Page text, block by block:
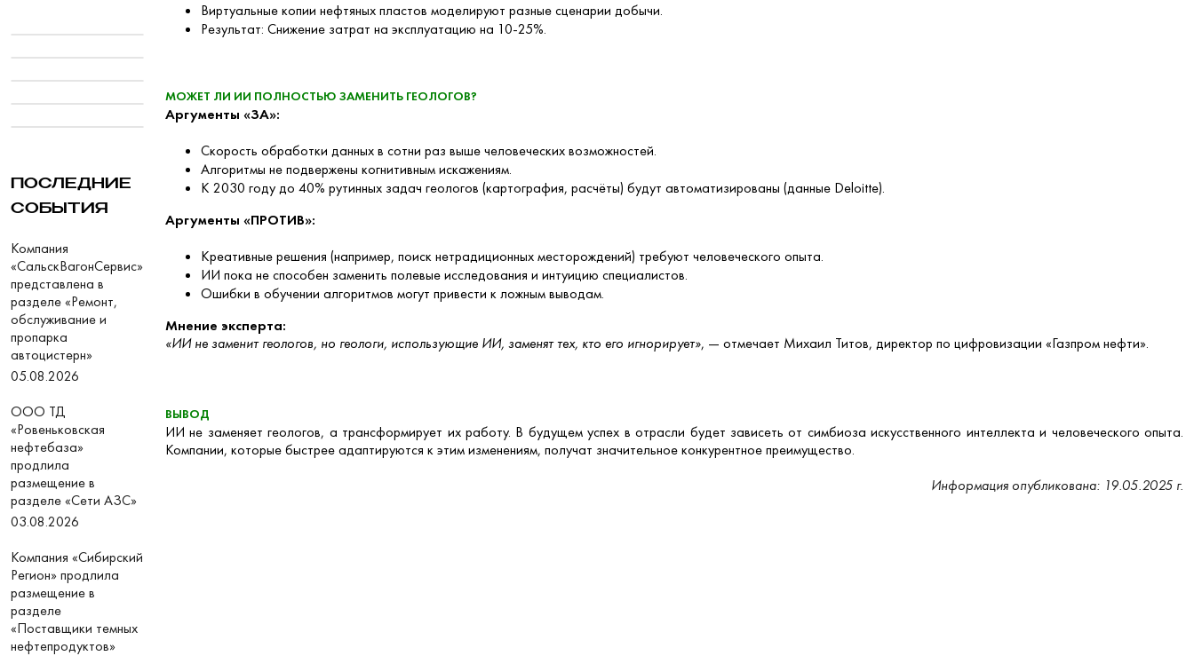
ПОСЛЕДНИЕ
СОБЫТИЯ
Компания
«СальскВагонСервис»
представлена в
разделе «Ремонт,
обслуживание и
пропарка
автоцистерн»
05.08.2026
ООО ТД
«Ровеньковская
нефтебаза»
продлила
размещение в
разделе «Сети АЗС»
03.08.2026
Компания «Сибирский
Регион» продлила
размещение в
разделе
«Поставщики темных
нефтепродуктов»
Виртуальные копии нефтяных пластов моделируют разные сценарии добычи.
Результат: Снижение затрат на эксплуатацию на 10-25%.
МОЖЕТ ЛИ ИИ ПОЛНОСТЬЮ ЗАМЕНИТЬ ГЕОЛОГОВ?
Аргументы «ЗА»:
Скорость обработки данных в сотни раз выше человеческих возможностей.
Алгоритмы не подвержены когнитивным искажениям.
К 2030 году до 40% рутинных задач геологов (картография, расчёты) будут автоматизированы (данные Deloitte).
Аргументы «ПРОТИВ»:
Креативные решения (например, поиск нетрадиционных месторождений) требуют человеческого опыта.
ИИ пока не способен заменить полевые исследования и интуицию специалистов.
Ошибки в обучении алгоритмов могут привести к ложным выводам.
Мнение эксперта:
«ИИ не заменит геологов, но геологи, использующие ИИ, заменят тех, кто его игнорирует», — отмечает Михаил Титов, директор по цифровизации «Газпром нефти».
ВЫВОД
ИИ не заменяет геологов, а трансформирует их работу. В будущем успех в отрасли будет зависеть от симбиоза искусственного интеллекта и человеческого опыта.
Компании, которые быстрее адаптируются к этим изменениям, получат значительное конкурентное преимущество.
Информация опубликована: 19.05.2025 г.